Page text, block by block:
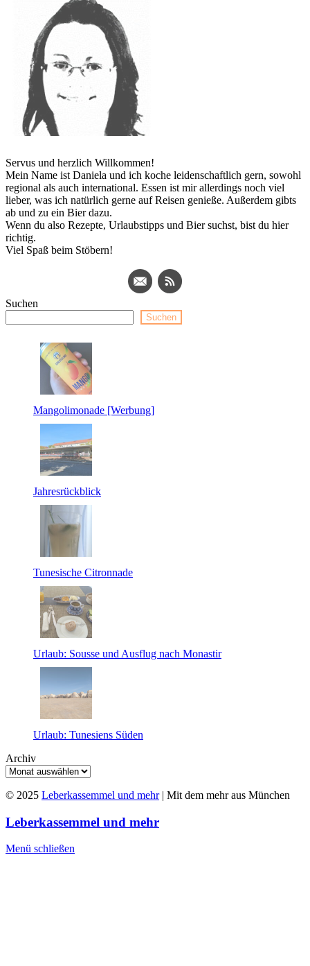
Servus und herzlich Willkommen!
Mein Name ist Daniela und ich koche leidenschaftlich gern, sowohl
regional als auch international. Essen ist mir allerdings noch viel
lieber, was ich natürlich gerne auf Reisen genieße. Außerdem gibts
ab und zu ein Bier dazu.
Wenn du also Rezepte, Urlaubstipps und Bier suchst, bist du hier
richtig.
Viel Spaß beim Stöbern!
Suchen
Suchen
Mangolimonade [Werbung]
Jahresrückblick
Tunesische Citronnade
Urlaub: Sousse und Ausflug nach Monastir
Urlaub: Tunesiens Süden
Archiv
© 2025 Leberkassemmel und mehr| Mit dem mehr aus München
Leberkassemmel und mehr
Menü schließen